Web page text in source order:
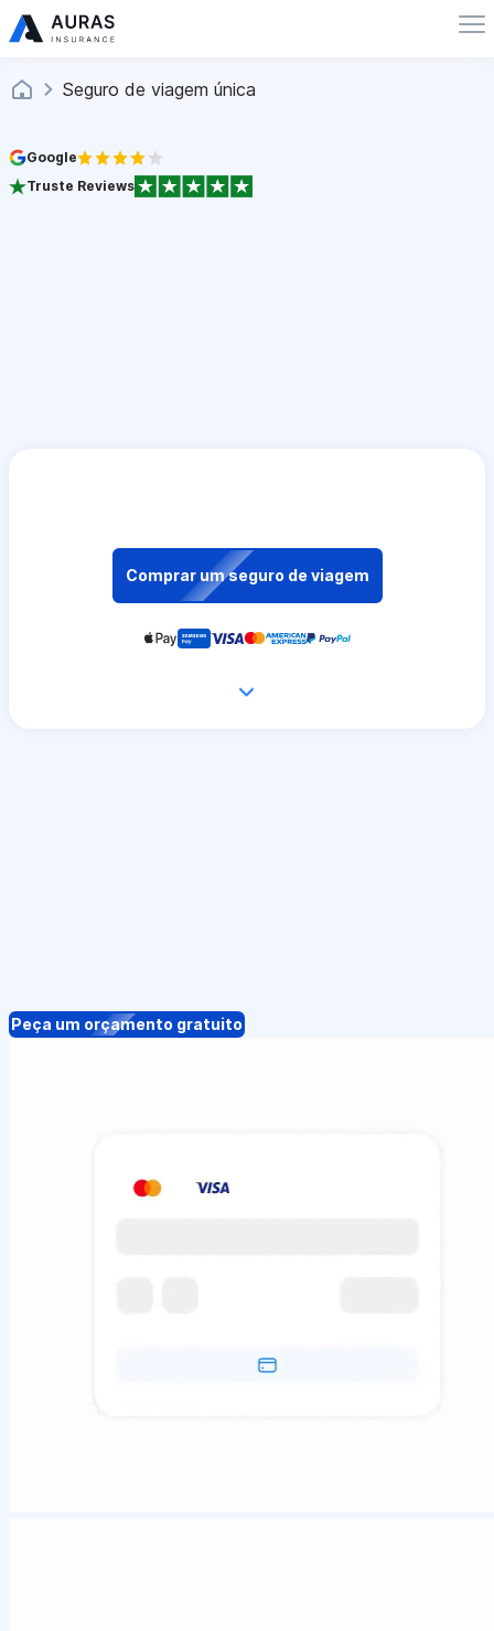
Seguro de viagem única
Google
Truste Reviews
Comprar um seguro de viagem
Peça um orçamento gratuito